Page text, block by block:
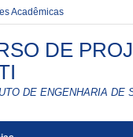
Acadêmicas
DE
DE ENGENHARIA DE